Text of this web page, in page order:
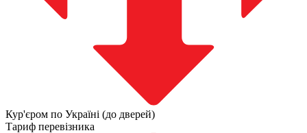
Кур'єром по Україні (до дверей)
Тариф перевізника